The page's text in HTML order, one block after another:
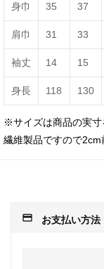
身巾 35 37
肩巾 31 33
袖丈 14 15
身長 118 130
※サイズは商品の実寸
繊維製品ですので2cm
payment お支払い方法